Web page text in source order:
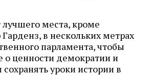
лучшего места, кроме
в нескольких метрах
парламента, чтобы
о ценности демократии и
уроки истории в